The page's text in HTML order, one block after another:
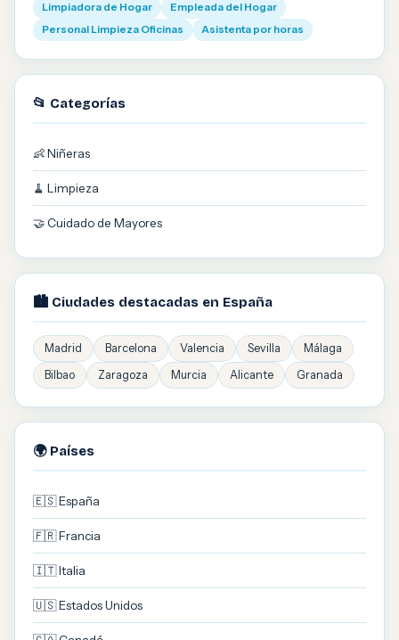
Limpiadora de Hogar
Empleada del Hogar
Personal Limpieza Oficinas
Asistenta por horas
📂 Categorías
👶 Niñeras
🧹 Limpieza
🤝 Cuidado de Mayores
🏙️ Ciudades destacadas en España
Madrid Barcelona Valencia Sevilla
Málaga
Bilbao
Zaragoza Murcia Alicante Granada
🌍 Países
🇪🇸 España
🇫🇷 Francia
🇮🇹 Italia
🇺🇸 Estados Unidos